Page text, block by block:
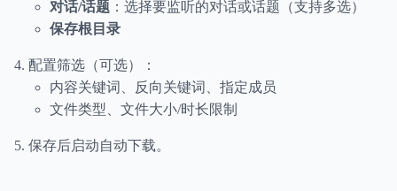
对话/话题 ：选择要监听的对话或话题（支持多选）
保存根目录
配置筛选（可选）：
内容关键词、反向关键词、指定成员
文件类型、文件大小/时长限制
保存后启动自动下载。